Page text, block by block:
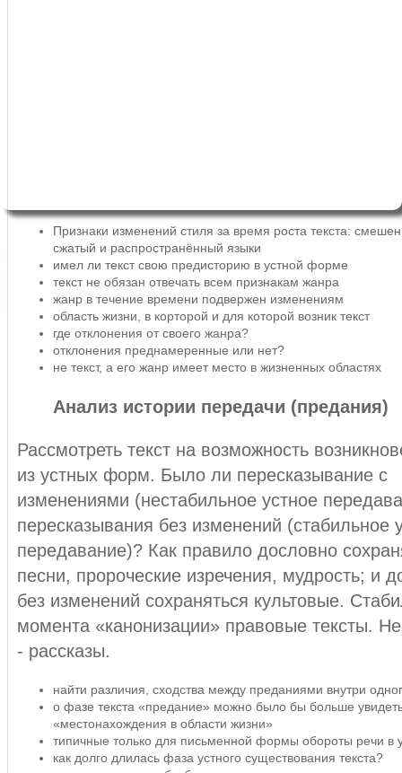
Признаки изменений стиля за время роста текста:
сжатый и распространённый языки
имел ли текст свою предисторию в устной форме
текст не обязан отвечать всем признакам жанра
жанр в течение времени подвержен изменениям
область жизни, в корторой и для которой возник текст
где отклонения от своего жанра?
отклонения преднамеренные или нет?
не текст, а его жанр имеет место в жизненных областях
Анализ истории передачи (предания)
Рассмотреть текст на возможность
из устных форм. Было ли пересказывание с
изменениями (нестабильное устное
пересказывания без изменений (стабильное
передавание)? Как правило дословно
песни, пророческие изречения, мудрость; и
без изменений сохраняться культовые.
момента «канонизации» правовые тексты.
- рассказы.
найти различия, сходства между преданиями внутри
о фазе текста «предание» можно было бы больше
«местонахождения в области жизни»
типичные только для письменной формы обороты речи в
как долго длилась фаза устного существования текста?